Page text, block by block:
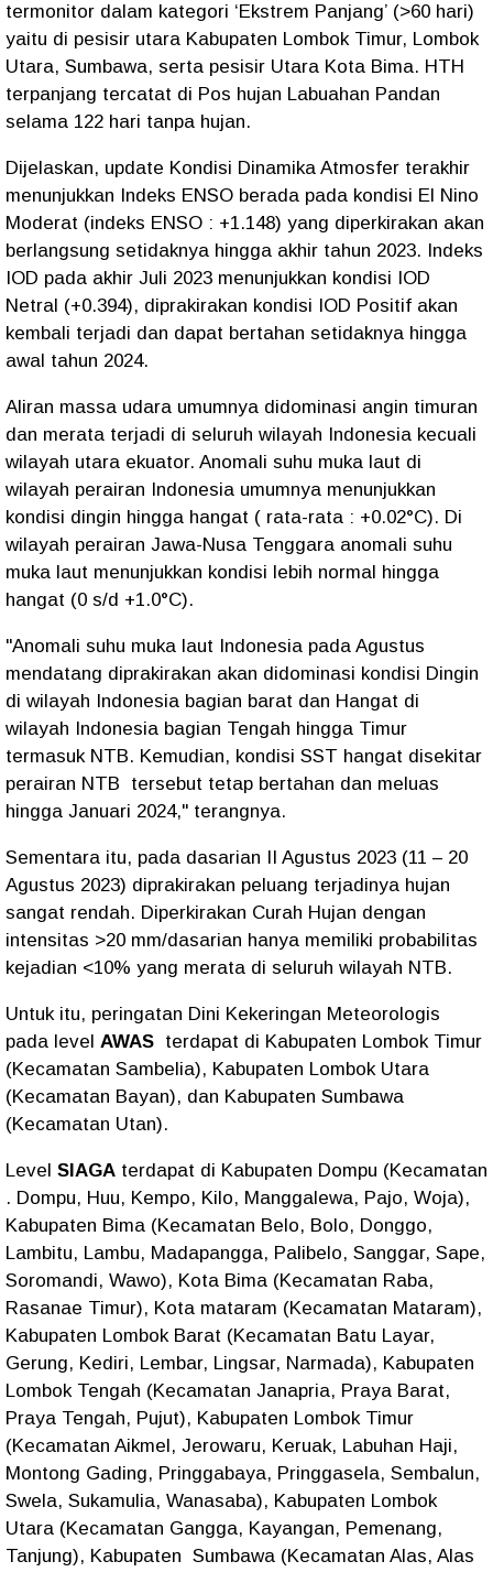
termonitor dalam kategori ‘Ekstrem Panjang’ (>60 hari)
yaitu di pesisir utara Kabupaten Lombok Timur, Lombok
Utara, Sumbawa, serta pesisir Utara Kota Bima. HTH
terpanjang tercatat di Pos hujan Labuahan Pandan
selama 122 hari tanpa hujan.
Dijelaskan, update Kondisi Dinamika Atmosfer terakhir
menunjukkan Indeks ENSO berada pada kondisi El Nino
Moderat (indeks ENSO : +1.148) yang diperkirakan akan
berlangsung setidaknya hingga akhir tahun 2023. Indeks
IOD pada akhir Juli 2023 menunjukkan kondisi IOD
Netral (+0.394), diprakirakan kondisi IOD Positif akan
kembali terjadi dan dapat bertahan setidaknya hingga
awal tahun 2024.
Aliran massa udara umumnya didominasi angin timuran
dan merata terjadi di seluruh wilayah Indonesia kecuali
wilayah utara ekuator. Anomali suhu muka laut di
wilayah perairan Indonesia umumnya menunjukkan
kondisi dingin hingga hangat ( rata-rata : +0.02°C). Di
wilayah perairan Jawa-Nusa Tenggara anomali suhu
muka laut menunjukkan kondisi lebih normal hingga
hangat (0 s/d +1.0°C).
"Anomali suhu muka laut Indonesia pada Agustus
mendatang diprakirakan akan didominasi kondisi Dingin
di wilayah Indonesia bagian barat dan Hangat di
wilayah Indonesia bagian Tengah hingga Timur
termasuk NTB. Kemudian, kondisi SST hangat disekitar
perairan NTB tersebut tetap bertahan dan meluas
hingga Januari 2024," terangnya.
Sementara itu, pada dasarian II Agustus 2023 (11 – 20
Agustus 2023) diprakirakan peluang terjadinya hujan
sangat rendah. Diperkirakan Curah Hujan dengan
intensitas >20 mm/dasarian hanya memiliki probabilitas
kejadian <10% yang merata di seluruh wilayah NTB.
Untuk itu, peringatan Dini Kekeringan Meteorologis
pada level AWAS terdapat di Kabupaten Lombok Timur
(Kecamatan Sambelia), Kabupaten Lombok Utara
(Kecamatan Bayan), dan Kabupaten Sumbawa
(Kecamatan Utan).
Level SIAGA terdapat di Kabupaten Dompu (Kecamatan
. Dompu, Huu, Kempo, Kilo, Manggalewa, Pajo, Woja),
Kabupaten Bima (Kecamatan Belo, Bolo, Donggo,
Lambitu, Lambu, Madapangga, Palibelo, Sanggar, Sape,
Soromandi, Wawo), Kota Bima (Kecamatan Raba,
Rasanae Timur), Kota mataram (Kecamatan Mataram),
Kabupaten Lombok Barat (Kecamatan Batu Layar,
Gerung, Kediri, Lembar, Lingsar, Narmada), Kabupaten
Lombok Tengah (Kecamatan Janapria, Praya Barat,
Praya Tengah, Pujut), Kabupaten Lombok Timur
(Kecamatan Aikmel, Jerowaru, Keruak, Labuhan Haji,
Montong Gading, Pringgabaya, Pringgasela, Sembalun,
Swela, Sukamulia, Wanasaba), Kabupaten Lombok
Utara (Kecamatan Gangga, Kayangan, Pemenang,
Tanjung), Kabupaten Sumbawa (Kecamatan Alas, Alas